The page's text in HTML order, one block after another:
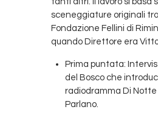
sceneggiature originali
Fondazione Fellini di
quando Direttore era
Prima puntata:
del Bosco che
radiodramma Di Notte
Parlano.